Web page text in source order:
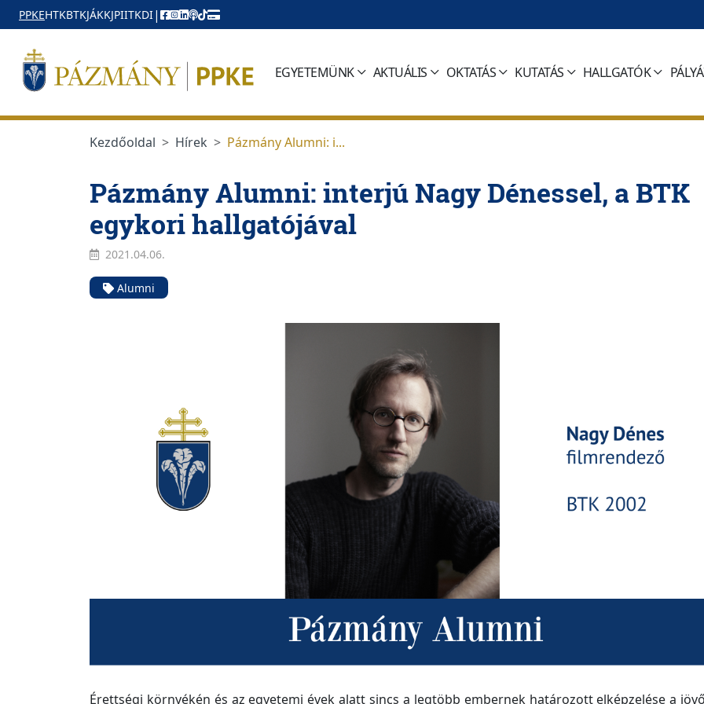
Ugrás a menüre
Ugrás a tartalomra
PPKEHTKBTKJÁKKJPIITKDI|
EGYETEMÜNK AKTUÁLIS OKTATÁS KUTATÁS HALLGATÓK
Kezdőoldal Hírek Pázmány Alumni: i...
Pázmány Alumni: interjú Nagy Dénessel, a BTK
egykori hallgatójával
2021.04.06.
Alumni
Érettségi környékén és az egyetemi évek alatt sincs a legtöbb embernek határozott elképzelése a